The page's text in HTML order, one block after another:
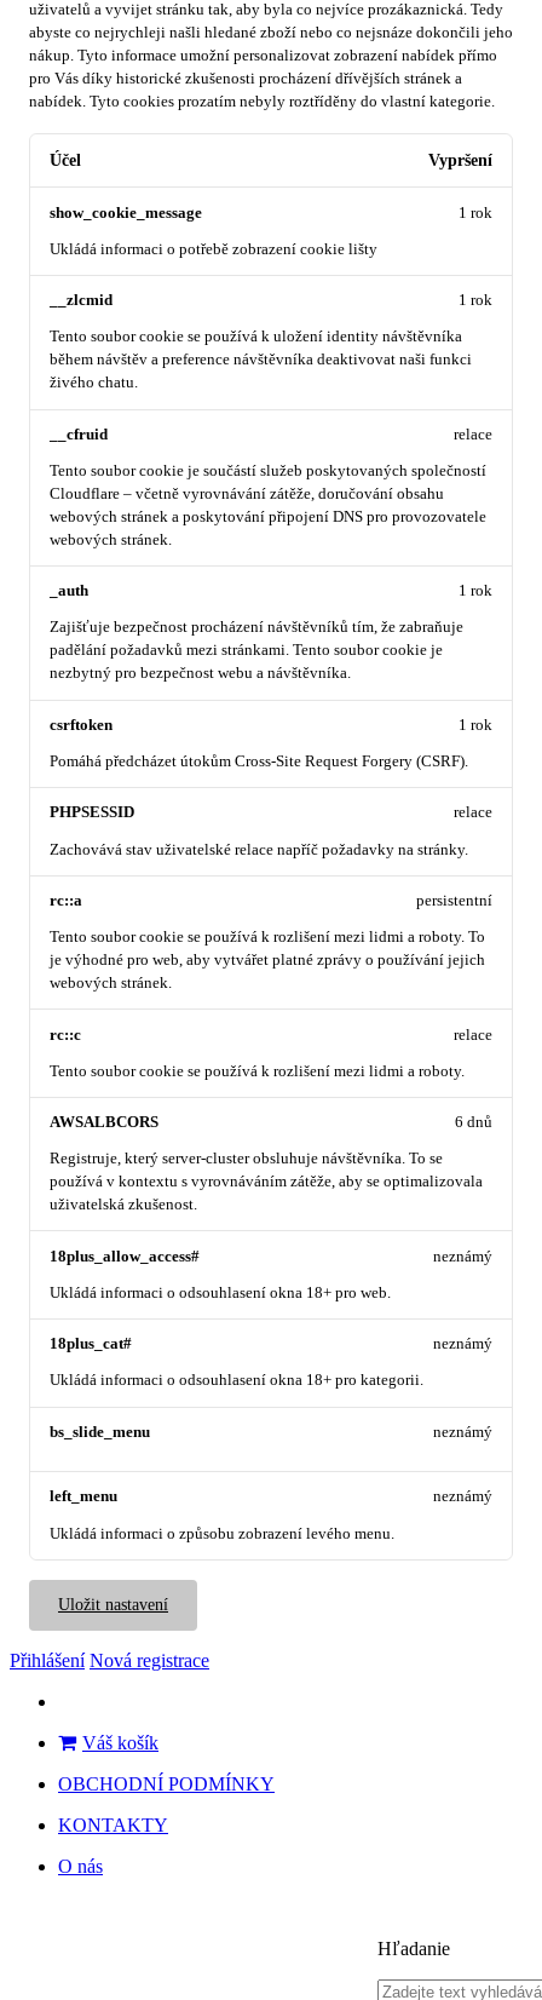
uživatelů a vyvijet stránku tak, aby byla co nejvíce prozákaznická. Tedy
abyste co nejrychleji našli hledané zboží nebo co nejsnáze dokončili jeho
nákup. Tyto informace umožní personalizovat zobrazení nabídek přímo
pro Vás díky historické zkušenosti procházení dřívějších stránek a
nabídek. Tyto cookies prozatím nebyly roztříděny do vlastní kategorie.
Účel Vypršení
show_cookie_message
Ukládá informaci o potřebě zobrazení cookie lišty
1 rok
__zlcmid
Tento soubor cookie se používá k uložení identity návštěvníka
během návštěv a preference návštěvníka deaktivovat naši funkci
živého chatu.
1 rok
__cfruid
Tento soubor cookie je součástí služeb poskytovaných společností
Cloudflare – včetně vyrovnávání zátěže, doručování obsahu
webových stránek a poskytování připojení DNS pro provozovatele
webových stránek.
relace
_auth
Zajišťuje bezpečnost procházení návštěvníků tím, že zabraňuje
padělání požadavků mezi stránkami. Tento soubor cookie je
nezbytný pro bezpečnost webu a návštěvníka.
1 rok
csrftoken
Pomáhá předcházet útokům Cross-Site Request Forgery (CSRF).
1 rok
PHPSESSID
Zachovává stav uživatelské relace napříč požadavky na stránky.
relace
rc::a
Tento soubor cookie se používá k rozlišení mezi lidmi a roboty. To
je výhodné pro web, aby vytvářet platné zprávy o používání jejich
webových stránek.
persistentní
rc::c
Tento soubor cookie se používá k rozlišení mezi lidmi a roboty.
relace
AWSALBCORS
Registruje, který server-cluster obsluhuje návštěvníka. To se
používá v kontextu s vyrovnáváním zátěže, aby se optimalizovala
uživatelská zkušenost.
6 dnů
18plus_allow_access#
Ukládá informaci o odsouhlasení okna 18+ pro web.
neznámý
18plus_cat#
Ukládá informaci o odsouhlasení okna 18+ pro kategorii.
neznámý
bs_slide_menu neznámý
left_menu
Ukládá informaci o způsobu zobrazení levého menu.
neznámý
Uložit nastavení
Přihlášení Nová registrace
Váš košík
OBCHODNÍ PODMÍNKY
KONTAKTY
O nás
Hľadanie